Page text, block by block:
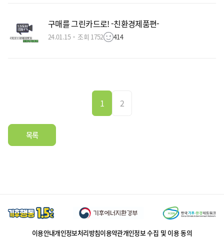
구매를 그린카드로! -친환경제품편-
24.01.15 조회 1752 414
1 2
목록
이용안내개인정보처리방침이용약관개인정보 수집 및 이용 동의